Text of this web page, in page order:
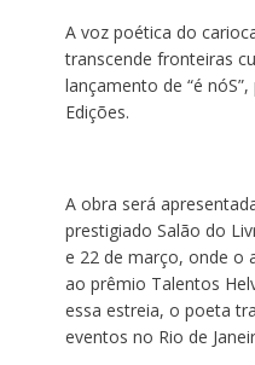
A voz poética do
transcende fronteiras
lançamento de “é
Edições.
A obra será
prestigiado Salão do
e 22 de março, onde o
ao prêmio Talentos
essa estreia, o poeta
eventos no Rio de